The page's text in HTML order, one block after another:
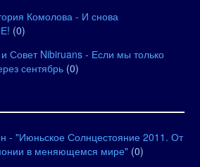
Комолова - И снова
(0)
Совет Nibiruans - Если мы только
сентябрь (0)
- "Июньское Солнцестояние 2011. От
в меняющемся мире" (0)